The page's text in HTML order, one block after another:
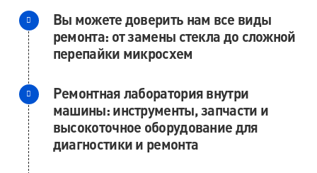
Вы можете доверить нам все виды
ремонта: от замены стекла до сложной
перепайки микросхем
Ремонтная лаборатория внутри
машины: инструменты, запчасти и
высокоточное оборудование для
диагностики и ремонта